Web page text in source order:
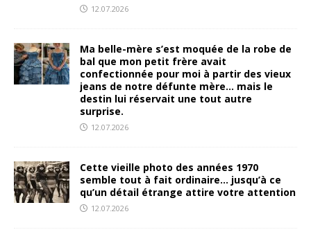
12.07.2026
Ma belle-mère s’est moquée de la robe de
bal que mon petit frère avait
confectionnée pour moi à partir des vieux
jeans de notre défunte mère… mais le
destin lui réservait une tout autre
surprise.
12.07.2026
Cette vieille photo des années 1970
semble tout à fait ordinaire… jusqu’à ce
qu’un détail étrange attire votre attention
12.07.2026